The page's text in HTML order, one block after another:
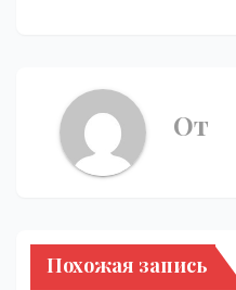
От
Похожая запись